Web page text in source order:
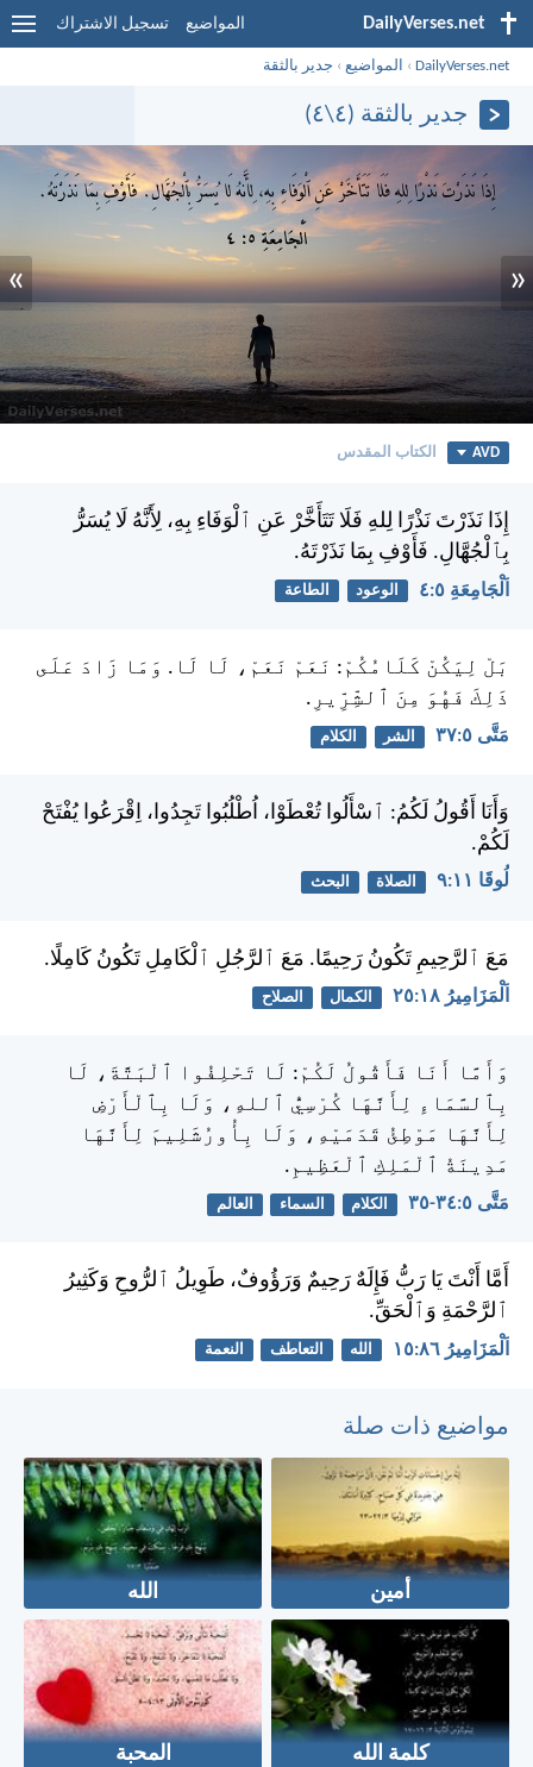
DailyVerses.net المواضيع تسجيل الاشتراك
DailyVerses.net
› المواضيع › جدير بالثقة
جدير بالثقة (٤\٤)
«
»
AVD الكتاب المقدس
إِذَا نَذَرْتَ نَذْرًا لِلهِ فَلَا تَتَأَخَّرْ عَنِ ٱلْوَفَاءِ بِهِ، لِأَنَّهُ لَا يُسَرُّ
بِٱلْجُهَّالِ. فَأَوْفِ بِمَا نَذَرْتَهُ.
اَلْجَامِعَةِ ٥:‏٤ الوعود الطاعة
بَلْ لِيَكُنْ كَلَامُكُمْ: نَعَمْ نَعَمْ، لَا لَا. وَمَا زَادَ عَلَى
ذَلِكَ فَهُوَ مِنَ ٱلشِّرِّيرِ.
مَتَّى ٥:‏٣٧ الشر الكلام
وَأَنَا أَقُولُ لَكُمُ: ٱسْأَلُوا تُعْطَوْا، اُطْلُبُوا تَجِدُوا، اِقْرَعُوا يُفْتَحْ
لَكُمْ.
لُوقَا ١١:‏٩ الصلاة البحث
مَعَ ٱلرَّحِيمِ تَكُونُ رَحِيمًا. مَعَ ٱلرَّجُلِ ٱلْكَامِلِ تَكُونُ كَامِلًا.
اَلْمَزَامِيرُ ١٨:‏٢٥ الكمال الصلاح
وَأَمَّا أَنَا فَأَقُولُ لَكُمْ: لَا تَحْلِفُوا ٱلْبَتَّةَ، لَا
بِٱلسَّمَاءِ لِأَنَّهَا كُرْسِيُّ ٱللهِ، وَلَا بِٱلْأَرْضِ
لِأَنَّهَا مَوْطِئُ قَدَمَيْهِ، وَلَا بِأُورُشَلِيمَ لِأَنَّهَا
مَدِينَةُ ٱلْمَلِكِ ٱلْعَظِيمِ.
مَتَّى ٥:‏٣٤-‏٣٥ الكلام السماء العالم
أَمَّا أَنْتَ يَا رَبُّ فَإِلَهٌ رَحِيمٌ وَرَؤُوفٌ، طَوِيلُ ٱلرُّوحِ وَكَثِيرُ
ٱلرَّحْمَةِ وَٱلْحَقِّ.
اَلْمَزَامِيرُ ٨٦:‏١٥ الله التعاطف النعمة
مواضيع ذات صلة
أمين الله
كلمة الله المحبة